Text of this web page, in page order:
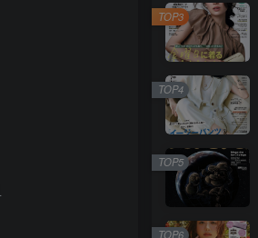
TOP3
TOP4
TOP5
TOP6